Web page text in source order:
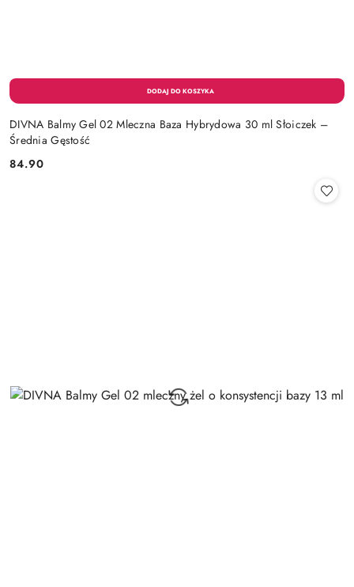
DIVNA Balmy Gel 02 Mleczna Baza Hybrydowa 30 ml Słoiczek –
Średnia Gęstość
Cena:
84.90